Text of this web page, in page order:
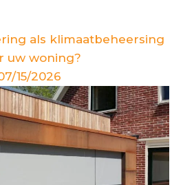
als klimaatbeheersing
uw woning?
15/2026